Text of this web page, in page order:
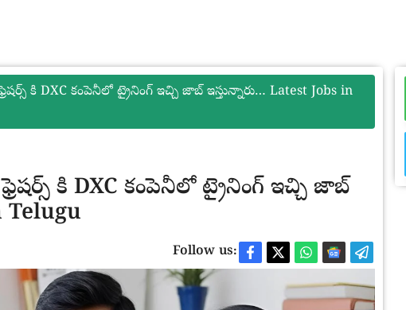
కి DXC కంపెనీలో ట్రైనింగ్ ఇచ్చి జాబ్ ఇస్తున్నారు… Latest Jobs in
కి DXC కంపెనీలో ట్రైనింగ్ ఇచ్చి జాబ్
Telugu
Follow us: